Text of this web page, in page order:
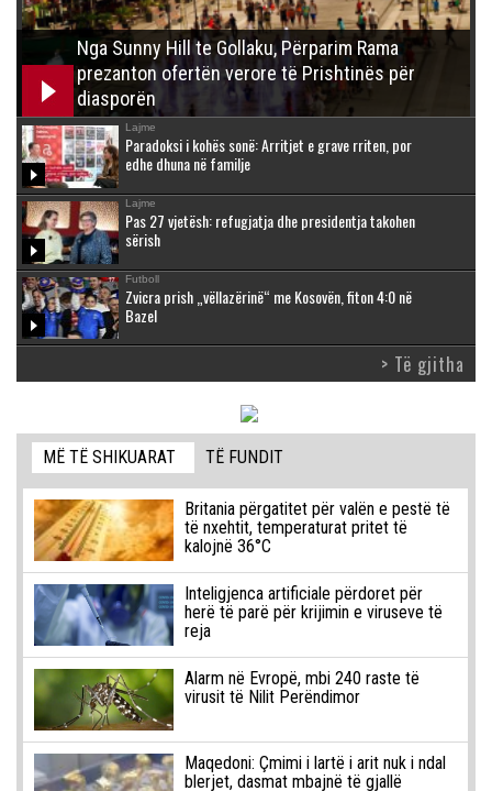
Nga Sunny Hill te Gollaku, Përparim Rama
prezanton ofertën verore të Prishtinës për
diasporën
Lajme
Paradoksi i kohës sonë: Arritjet e grave rriten, por
edhe dhuna në familje
Lajme
Pas 27 vjetësh: refugjatja dhe presidentja takohen
sërish
Futboll
Zvicra prish „vëllazërinë“ me Kosovën, fiton 4:0 në
Bazel
> Të gjitha
MË TË SHIKUARAT TË FUNDIT
Britania përgatitet për valën e pestë të
të nxehtit, temperaturat pritet të
kalojnë 36°C
Inteligjenca artificiale përdoret për
herë të parë për krijimin e viruseve të
reja
Alarm në Evropë, mbi 240 raste të
virusit të Nilit Perëndimor
Maqedoni: Çmimi i lartë i arit nuk i ndal
blerjet, dasmat mbajnë të gjallë